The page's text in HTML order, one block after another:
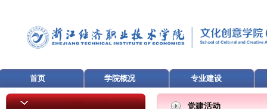
首页 学院概况 专业建设
党建活动